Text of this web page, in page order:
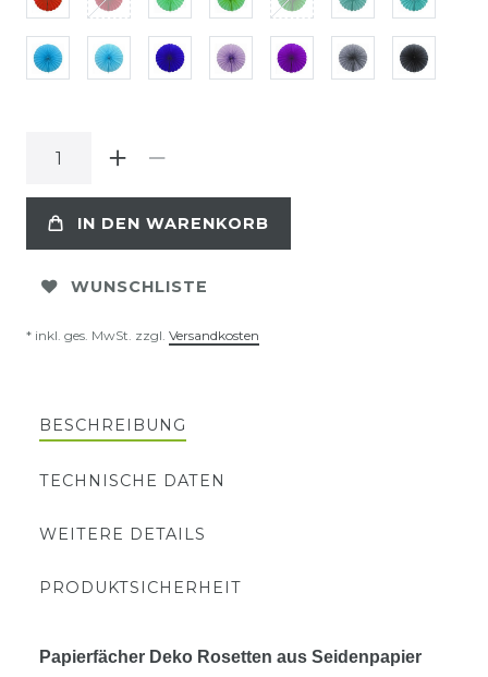
IN DEN WARENKORB
WUNSCHLISTE
* inkl. ges. MwSt. zzgl. Versandkosten
BESCHREIBUNG
TECHNISCHE DATEN
WEITERE DETAILS
PRODUKTSICHERHEIT
Papierfächer Deko Rosetten aus Seidenpapier